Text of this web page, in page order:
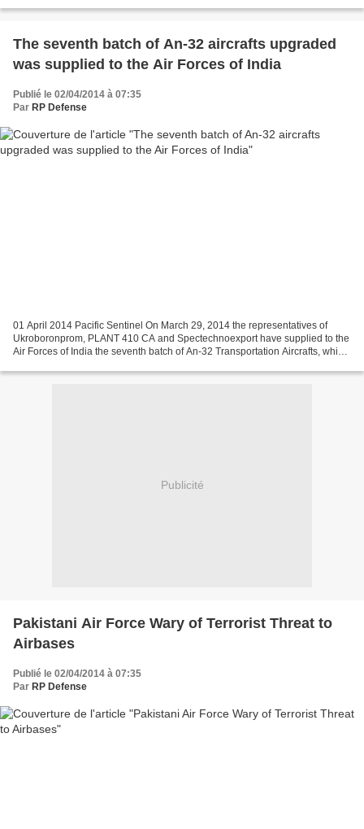
The seventh batch of An-32 aircrafts upgraded
was supplied to the Air Forces of India
Publié le 02/04/2014 à 07:35
Par RP Defense
01 April 2014 Pacific Sentinel On March 29, 2014 the representatives of
Ukroboronprom, PLANT 410 CA and Spectechnoexport have supplied to the
Air Forces of India the seventh batch of An-32 Transportation Aircrafts, which
Publicité
Pakistani Air Force Wary of Terrorist Threat to
Airbases
Publié le 02/04/2014 à 07:35
Par RP Defense